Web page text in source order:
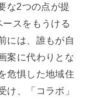
な2つの点が提
スをもうける
には、誰もが自
案に代わりとな
危惧した地域住
け、「コラボ」